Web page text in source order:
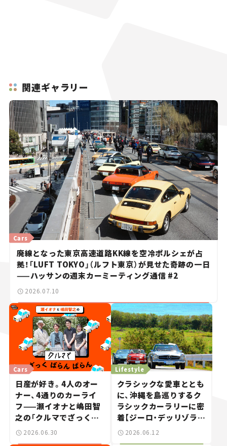
関連ギャラリー
Cars
廃線となった東京高速道路KK線を空冷ポルシェが占
拠！「LUFT TOKYO」（ルフト東京）が見せた奇跡の一日
——ハッサンの週末カーミーティング通信 #2
2026.07.10
Cars
日産が好き。4人のオー
ナー、4通りのカーライ
フ——瀬イオナと嶋田智
之の「クルマでざっくば
らんばらん！」＃19
2026.06.30
Lifestyle
クラシックな愛車ととも
に、沖縄を島巡りするク
ラシックカーラリーに密
着【ジーロ・デッリゾラ沖
縄｜Giro dell’Isola
2026.06.12